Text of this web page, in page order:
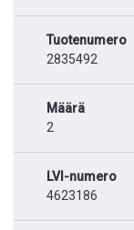
Tuotenumero
2835492
Määrä
2
LVI-numero
4623186